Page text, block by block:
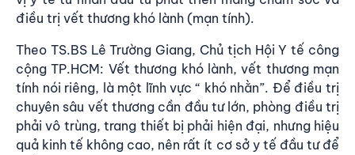
điều trị vết thương khó lành (mạn tính).
Theo TS.BS Lê Trường Giang, Chủ tịch Hội Y tế công
cộng TP.HCM: Vết thương khó lành, vết thương mạn
tính nói riêng, là một lĩnh vực “ khó nhằn”. Để điều trị
chuyên sâu vết thương cần đầu tư lớn, phòng điều trị
phải vô trùng, trang thiết bị phải hiện đại, nhưng hiệu
quả kinh tế không cao, nên rất ít cơ sở y tế đầu tư để